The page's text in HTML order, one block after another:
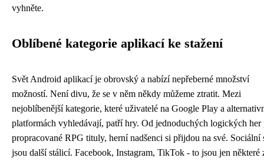
vyhněte.
Oblíbené kategorie aplikací ke stažení
Svět Android aplikací je obrovský a nabízí nepřeberné množství
možností. Není divu, že se v něm někdy můžeme ztratit. Mezi
nejoblíbenější kategorie, které uživatelé na Google Play a
platformách vyhledávají, patří hry. Od jednoduchých logických her
propracované RPG tituly, herní nadšenci si přijdou na své. Sociální
jsou další stálicí. Facebook, Instagram, TikTok - to jsou jen některé